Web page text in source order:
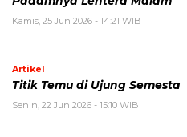
Kamis, 25 Jun 2026 - 14:21 WIB
Artikel
Titik Temu di Ujung Semesta
Senin, 22 Jun 2026 - 15:10 WIB